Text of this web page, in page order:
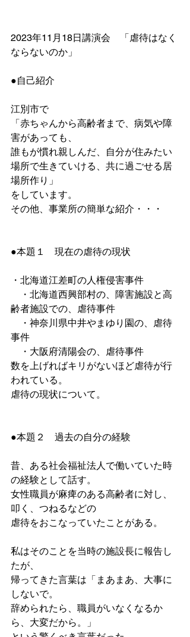
2023年11月18日講演会　「虐待はなく
ならないのか」
●自己紹介
江別市で
「赤ちゃんから高齢者まで、病気や障
害があっても、
誰もが慣れ親しんだ、自分が住みたい
場所で生きていける、共に過ごせる居
場所作り」
をしています。
その他、事業所の簡単な紹介・・・
●本題１　現在の虐待の現状
・北海道江差町の人権侵害事件
・北海道西興部村の、障害施設と高
齢者施設での、虐待事件
・神奈川県中井やまゆり園の、虐待
事件
・大阪府清陽会の、虐待事件
数を上げればキリがないほど虐待が行
われている。
虐待の現状について。
●本題２　過去の自分の経験
昔、ある社会福祉法人で働いていた時
の経験として話す。
女性職員が麻痺のある高齢者に対し、
叩く、つねるなどの
虐待をおこなっていたことがある。
私はそのことを当時の施設長に報告し
たが、
帰ってきた言葉は「まあまあ、大事に
しないで。
辞められたら、職員がいなくなるか
ら、大変だから。」